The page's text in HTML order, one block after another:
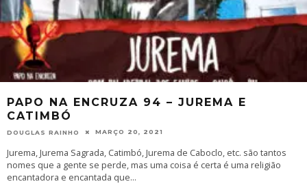
PAPO NA ENCRUZA 94 – JUREMA E
CATIMBÓ
DOUGLAS RAINHO MARÇO 20, 2021
Jurema, Jurema Sagrada, Catimbó, Jurema de Caboclo, etc. são tantos
nomes que a gente se perde, mas uma coisa é certa é uma religião
encantadora e encantada que...